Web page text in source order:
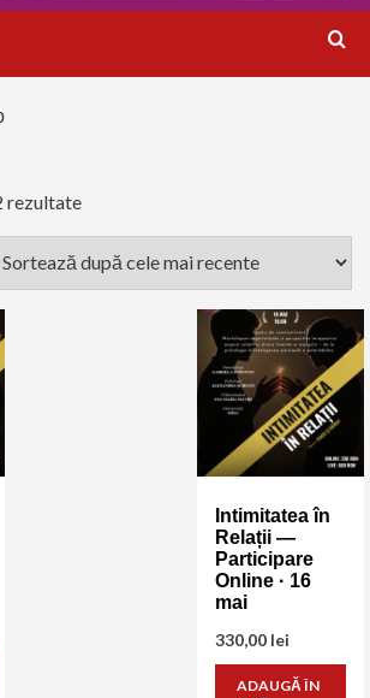
rezultate
Intimitatea în
Relații —
Participare
Online · 16
mai
330,00 lei
ADAUGĂ ÎN